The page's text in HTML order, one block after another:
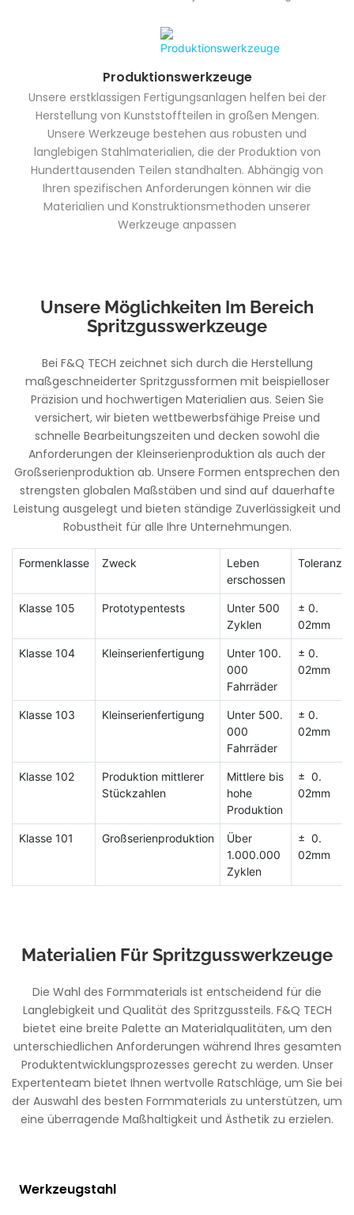
Produktionswerkzeuge
Unsere erstklassigen Fertigungsanlagen helfen bei der
Herstellung von Kunststoffteilen in großen Mengen.
Unsere Werkzeuge bestehen aus robusten und
langlebigen Stahlmaterialien, die der Produktion von
Hunderttausenden Teilen standhalten. Abhängig von
Ihren spezifischen Anforderungen können wir die
Materialien und Konstruktionsmethoden unserer
Werkzeuge anpassen
Unsere Möglichkeiten Im Bereich
Spritzgusswerkzeuge
Bei F&Q TECH zeichnet sich durch die Herstellung
maßgeschneiderter Spritzgussformen mit beispielloser
Präzision und hochwertigen Materialien aus. Seien Sie
versichert, wir bieten wettbewerbsfähige Preise und
schnelle Bearbeitungszeiten und decken sowohl die
Anforderungen der Kleinserienproduktion als auch der
Großserienproduktion ab. Unsere Formen entsprechen den
strengsten globalen Maßstäben und sind auf dauerhafte
Leistung ausgelegt und bieten ständige Zuverlässigkeit und
Robustheit für alle Ihre Unternehmungen.
Formenklasse Zweck
Leben
erschossen
Toleranz
Klasse 105 Prototypentests
Unter 500
Zyklen
± 0.
02mm
Klasse 104 Kleinserienfertigung
Unter 100.
000
Fahrräder
± 0.
02mm
Klasse 103 Kleinserienfertigung
Unter 500.
000
Fahrräder
± 0.
02mm
Klasse 102
Produktion mittlerer
Stückzahlen
Mittlere bis
hohe
Produktion
± 0.
02mm
Klasse 101 Großserienproduktion
Über
1.000.000
Zyklen
± 0.
02mm
Materialien Für Spritzgusswerkzeuge
Die Wahl des Formmaterials ist entscheidend für die
Langlebigkeit und Qualität des Spritzgussteils. F&Q TECH
bietet eine breite Palette an Materialqualitäten, um den
unterschiedlichen Anforderungen während Ihres gesamten
Produktentwicklungsprozesses gerecht zu werden. Unser
Expertenteam bietet Ihnen wertvolle Ratschläge, um Sie bei
der Auswahl des besten Formmaterials zu unterstützen, um
eine überragende Maßhaltigkeit und Ästhetik zu erzielen.
Werkzeugstahl